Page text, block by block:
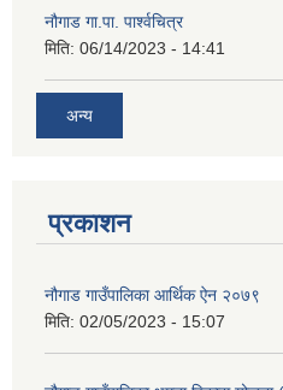
नौगाड गा.पा. पार्श्वचित्र
मिति: 06/14/2023 - 14:41
अन्य
प्रकाशन
नौगाड गाउँपालिका आर्थिक ऐन २०७९
मिति: 02/05/2023 - 15:07